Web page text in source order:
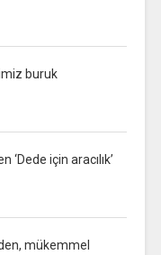
buruk
‘Dede için aracılık’
mükemmel